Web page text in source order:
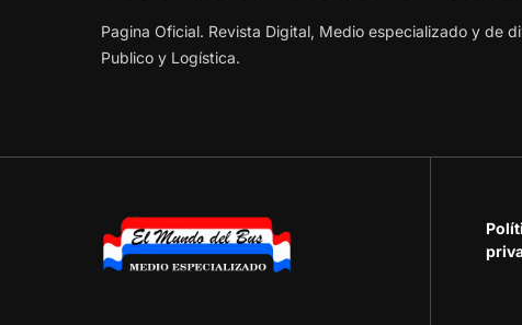
Pagina Oficial. Revista Digital, Medio especializado y de
Publico y Logística.